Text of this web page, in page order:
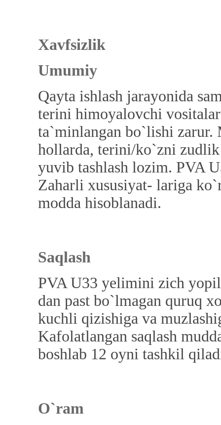
Xavfsizlik
Umumiy
Qayta ishlash jarayonida
terini himoyalovchi
ta`minlangan bo`lishi zarur.
hollarda, terini/ko`zni
yuvib tashlash lozim. PVA
Zaharli xususiyat- lariga
modda hisoblanadi.
Saqlash
PVA U33 yelimini zich
dan past bo`lmagan quruq
kuchli qizishiga va
Kafolatlangan saqlash
boshlab 12 oyni tashkil
O`ram